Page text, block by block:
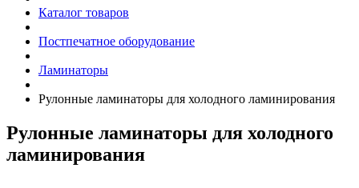
Каталог товаров
Постпечатное оборудование
Ламинаторы
Рулонные ламинаторы для холодного ламинирования
Рулонные ламинаторы для холодного
ламинирования